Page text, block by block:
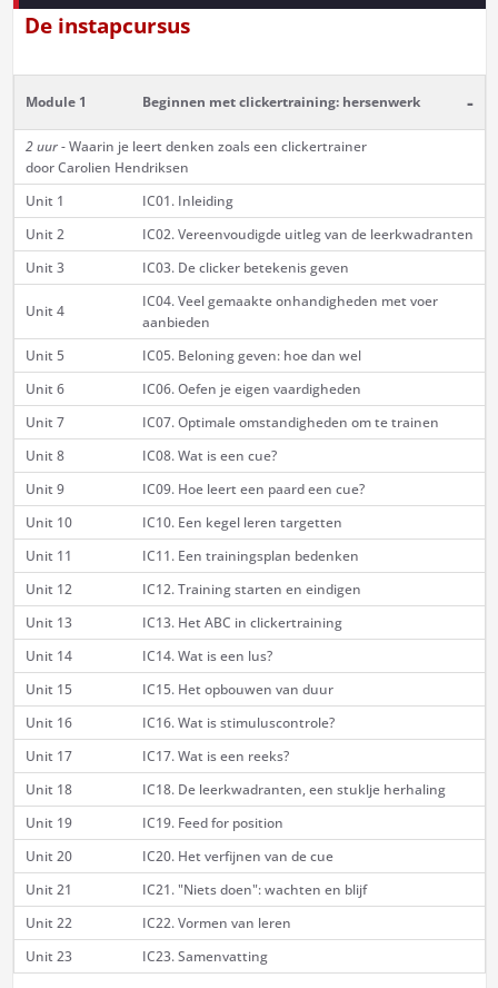
De instapcursus
Module 1 Beginnen met clickertraining: hersenwerk -
2 uur- Waarin je leert denken zoals een clickertrainer
door Carolien Hendriksen
Unit 1
IC01. Inleiding
Unit 2
IC02. Vereenvoudigde uitleg van de leerkwadranten
Unit 3
IC03. De clicker betekenis geven
Unit 4
IC04. Veel gemaakte onhandigheden met voer
aanbieden
Unit 5
IC05. Beloning geven: hoe dan wel
Unit 6
IC06. Oefen je eigen vaardigheden
Unit 7
IC07. Optimale omstandigheden om te trainen
Unit 8
IC08. Wat is een cue?
Unit 9
IC09. Hoe leert een paard een cue?
Unit 10
IC10. Een kegel leren targetten
Unit 11
IC11. Een trainingsplan bedenken
Unit 12
IC12. Training starten en eindigen
Unit 13
IC13. Het ABC in clickertraining
Unit 14
IC14. Wat is een lus?
Unit 15
IC15. Het opbouwen van duur
Unit 16
IC16. Wat is stimuluscontrole?
Unit 17
IC17. Wat is een reeks?
Unit 18
IC18. De leerkwadranten, een stuklje herhaling
Unit 19
IC19. Feed for position
Unit 20
IC20. Het verfijnen van de cue
Unit 21
IC21. "Niets doen": wachten en blijf
Unit 22
IC22. Vormen van leren
Unit 23
IC23. Samenvatting